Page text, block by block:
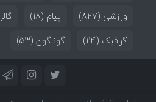
ورزشی (827) پیام (18)
گرافیک (114) گوناگون (53)